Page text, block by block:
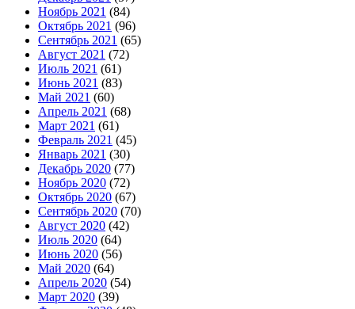
Ноябрь 2021 (84)
Октябрь 2021 (96)
Сентябрь 2021 (65)
Август 2021 (72)
Июль 2021 (61)
Июнь 2021 (83)
Май 2021 (60)
Апрель 2021 (68)
Март 2021 (61)
Февраль 2021 (45)
Январь 2021 (30)
Декабрь 2020 (77)
Ноябрь 2020 (72)
Октябрь 2020 (67)
Сентябрь 2020 (70)
Август 2020 (42)
Июль 2020 (64)
Июнь 2020 (56)
Май 2020 (64)
Апрель 2020 (54)
Март 2020 (39)